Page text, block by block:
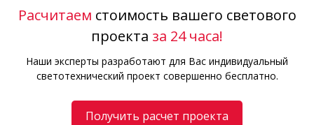
Расчитаем стоимость вашего светового
проекта за 24 часа!
Наши эксперты разработают для Вас индивидуальный
светотехнический проект совершенно бесплатно.
Получить расчет проекта